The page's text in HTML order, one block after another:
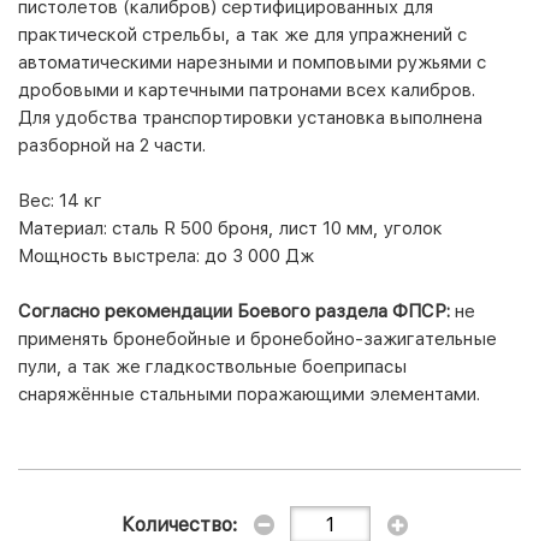
пистолетов (калибров) сертифицированных для
практической стрельбы, а так же для упражнений с
автоматическими нарезными и помповыми ружьями с
дробовыми и картечными патронами всех калибров.
Для удобства транспортировки установка выполнена
разборной на 2 части.
Вес: 14 кг
Материал: сталь R 500 броня, лист 10 мм, уголок
Мощность выстрела: до 3 000 Дж
Согласно рекомендации Боевого раздела ФПСР: не
применять бронебойные и бронебойно-зажигательные
пули, а так же гладкоствольные боеприпасы
снаряжённые стальными поражающими элементами.
Количество: